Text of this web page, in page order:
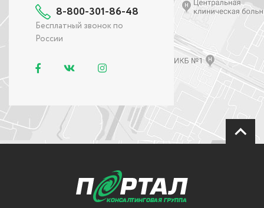
8-800-301-86-48
Бесплатный звонок по
России